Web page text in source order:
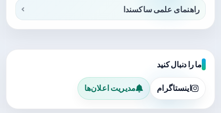
راهنمای علمی ساکسندا
ما را دنبال کنید
اینستاگرام مدیریت اعلان‌ها